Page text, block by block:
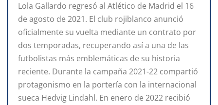
Lola Gallardo regresó al Atlético de Madrid el 16
de agosto de 2021. El club rojiblanco anunció
oficialmente su vuelta mediante un contrato por
dos temporadas, recuperando así a una de las
futbolistas más emblemáticas de su historia
reciente. Durante la campaña 2021-22 compartió
protagonismo en la portería con la internacional
sueca Hedvig Lindahl. En enero de 2022 recibió